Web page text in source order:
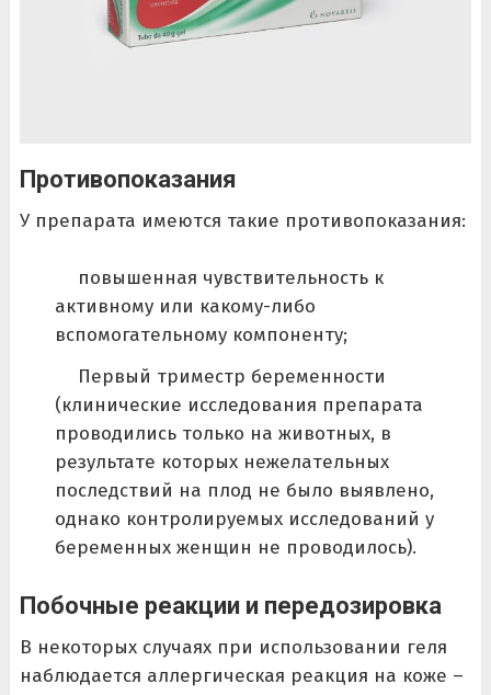
Противопоказания
У препарата имеются такие противопоказания:
повышенная чувствительность к
активному или какому-либо
вспомогательному компоненту;
Первый триместр беременности
(клинические исследования препарата
проводились только на животных, в
результате которых нежелательных
последствий на плод не было выявлено,
однако контролируемых исследований у
беременных женщин не проводилось).
Побочные реакции и передозировка
В некоторых случаях при использовании геля
наблюдается аллергическая реакция на коже –